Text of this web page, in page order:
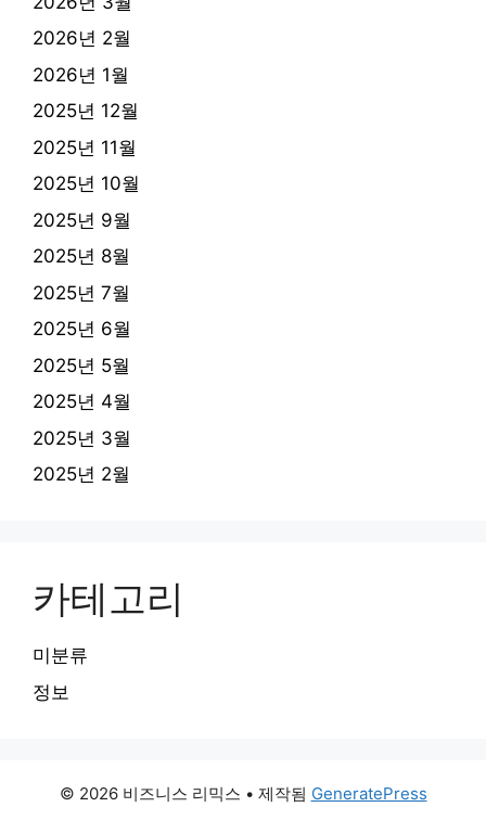
2026년 2월
2026년 1월
2025년 12월
2025년 11월
2025년 10월
2025년 9월
2025년 8월
2025년 7월
2025년 6월
2025년 5월
2025년 4월
2025년 3월
2025년 2월
카테고리
미분류
정보
© 2026 비즈니스 리믹스 • 제작됨 GeneratePress